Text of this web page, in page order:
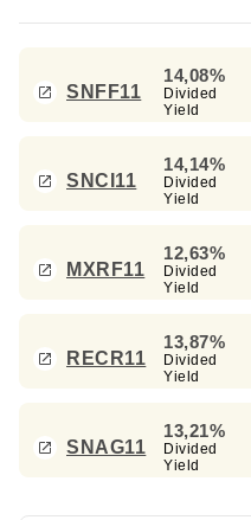
SNFF11
14,08%
Divided
Yield
SNCI11
14,14%
Divided
Yield
MXRF11
12,63%
Divided
Yield
RECR11
13,87%
Divided
Yield
SNAG11
13,21%
Divided
Yield